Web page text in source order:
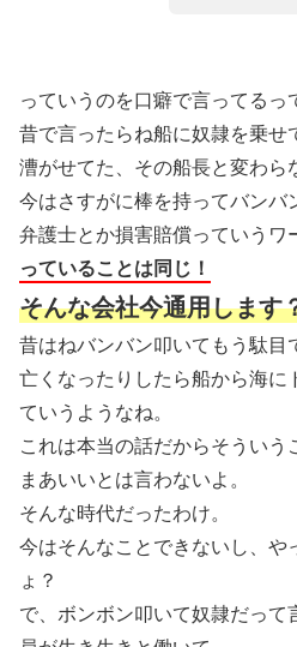
っていうのを口癖で言ってるっ
昔で言ったらね船に奴隷を乗せ
漕がせてた、その船長と変わら
今はさすがに棒を持ってバンバ
弁護士とか損害賠償っていうワ
っていることは同じ！
そんな会社今通用します
昔はねバンバン叩いてもう駄目
亡くなったりしたら船から海に
ていうようなね。
これは本当の話だからそういう
まあいいとは言わないよ。
そんな時代だったわけ。
今はそんなことできないし、や
ょ？
で、ボンボン叩いて奴隷だっ